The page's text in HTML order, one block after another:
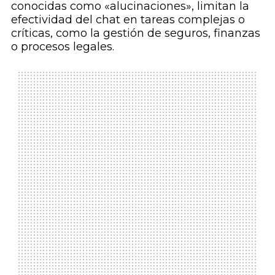
conocidas como «alucinaciones», limitan la
efectividad del chat en tareas complejas o
críticas, como la gestión de seguros, finanzas
o procesos legales.